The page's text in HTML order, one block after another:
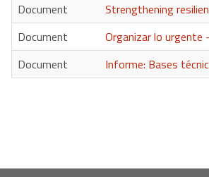
Document
Strengthening
Document
Organizar lo urgente
Document
Informe: Bases